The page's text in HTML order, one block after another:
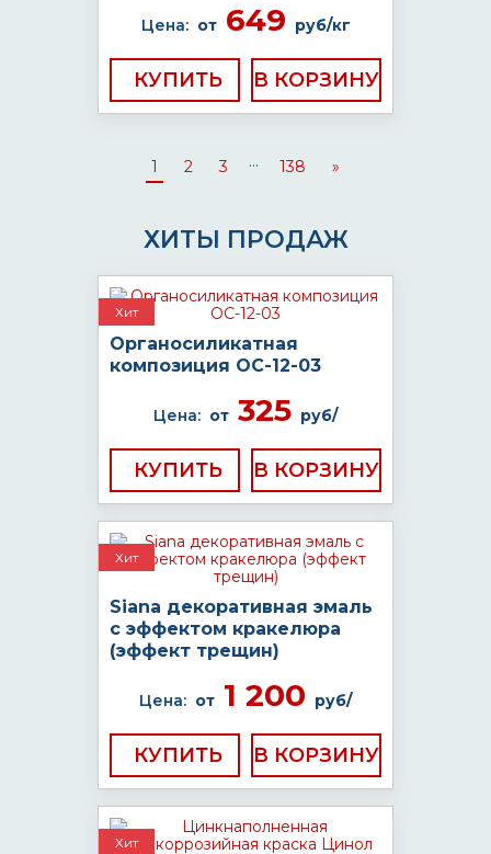
Цена: от649 руб/кг
КУПИТЬ
1 2 3 ... 138 »
ХИТЫ ПРОДАЖ
Хит
Органосиликатная
композиция ОС-12-03
Цена: от 325 руб/
КУПИТЬ
Хит
Siana декоративная эмаль
с эффектом кракелюра
(эффект трещин)
Цена: от 1 200 руб/
КУПИТЬ
Хит